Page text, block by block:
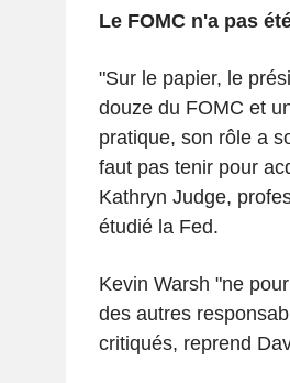
Le FOMC n'a pas
"Sur le papier, le
douze du FOMC et
pratique, son rôle a
faut pas tenir pour
Kathryn Judge,
étudié la Fed.
Kevin Warsh "ne
des autres
critiqués, reprend